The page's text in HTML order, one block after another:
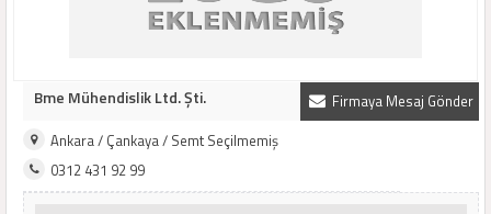
Firmaya Mesaj Gönder
Bme Mühendislik Ltd. Şti.
Ankara / Çankaya / Semt Seçilmemiş
0312 431 92 99